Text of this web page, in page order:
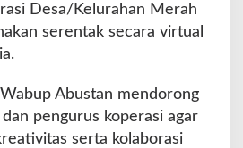
Desa/Kelurahan Merah
serentak secara virtual
Abustan mendorong
dan pengurus koperasi agar
serta kolaborasi